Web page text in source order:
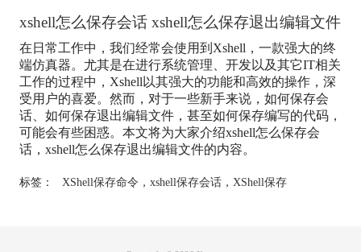
xshell怎么保存会话 xshell怎么保存退出编辑文件
在日常工作中，我们经常会使用到Xshell，一款强大的终
端仿真器。尤其是在进行系统管理、开发以及其它IT相关
工作的过程中，Xshell以其强大的功能和高效的操作，深
受用户的喜爱。然而，对于一些新手来说，如何保存会
话、如何保存退出编辑文件，甚至如何保存编写的代码，
可能会有些困惑。本文将为大家介绍xshell怎么保存会
话，xshell怎么保存退出编辑文件的内容。
标签： XShell保存命令 ， xshell保存会话， XShell保存